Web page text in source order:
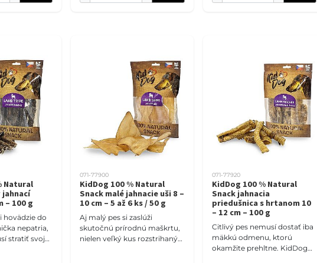
Natural
jahnací
– 100 g
hovädzie do
nepatria,
stratiť svoju
071-77900
KidDog 100 % Natural
Snack malé jahnacie uši 8 –
10 cm – 5 až 6 ks / 50 g
Aj malý pes si zaslúži
skutočnú prírodnú maškrtu,
nielen veľký kus rozstrihaný
071-77920
KidDog 100 % Natural
Snack jahnacia
priedušnica s hrtanom 10
– 12 cm – 100 g
Citlivý pes nemusí dostať iba
mäkkú odmenu, ktorú
okamžite prehltne. KidDog